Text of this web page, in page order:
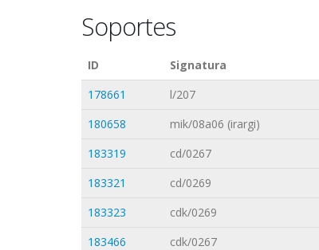
Soportes
ID Signatura
178661
l/207
180658
mik/08a06 (irargi)
183319
cd/0267
183321
cd/0269
183323
cdk/0269
183466
cdk/0267